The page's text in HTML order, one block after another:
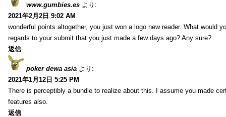
www.gumbies.es より:
2021年2月2日 9:02 AM
wonderful points altogether, you just won a logo new reader. What would
regards to your submit that you just made a few days ago? Any sure?
返信
poker dewa asia より:
2021年1月12日 5:25 PM
There is perceptibly a bundle to realize about this. I assume you made
features also.
返信